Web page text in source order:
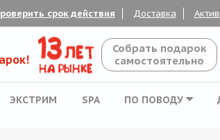
срок действия Доставка
Собрать подарок
самостоятельно
ЭКСТРИМ SPA ПО ПОВОДУ